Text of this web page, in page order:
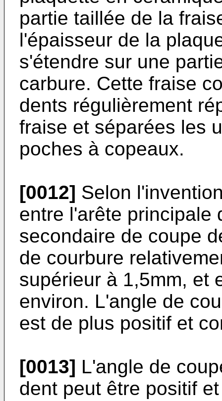
partie taillée de la
l'épaisseur de la
s'étendre sur une
carbure. Cette fraise
dents régulièrement
fraise et séparées les
poches à copeaux.
[0012] Selon
entre l'arête principale
secondaire de coupe
de courbure
supérieur à 1,5mm, et
environ. L'angle de
est de plus positif et
[0013] L'angle de
dent peut être positif